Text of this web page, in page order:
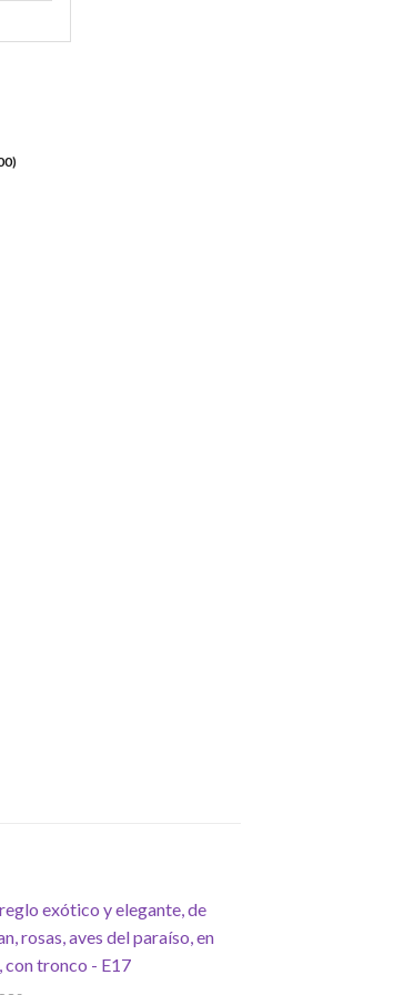
)
del paraíso - E18 cantidad